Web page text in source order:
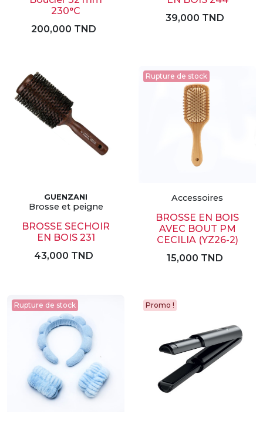
230°C
200,000 TND
39,000 TND
GUENZANI
Brosse et peigne
BROSSE SECHOIR
EN BOIS 231
43,000 TND
Rupture de stock
Accessoires
BROSSE EN BOIS
AVEC BOUT PM
CECILIA (YZ26-2)
15,000 TND
Rupture de stock Promo !